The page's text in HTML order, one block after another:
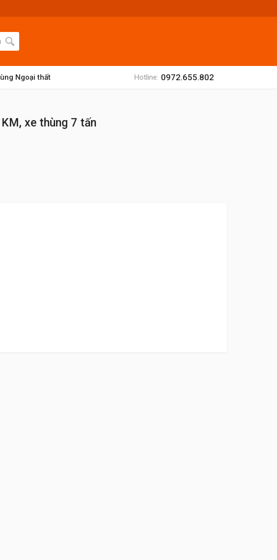
Ngoại thất Hotline: 0972.655.802
xe thùng 7 tấn